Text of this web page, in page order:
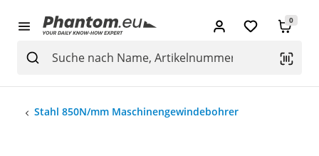
0
Stahl 850N/mm Maschinengewindebohrer